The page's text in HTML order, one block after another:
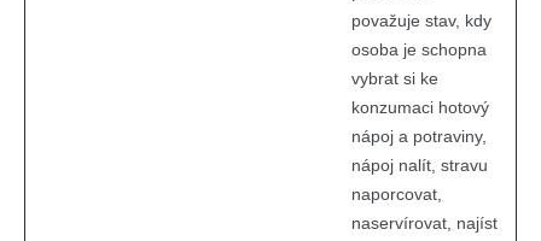
považuje stav, kdy
osoba je schopna
vybrat si ke
konzumaci hotový
nápoj a potraviny,
nápoj nalít, stravu
naporcovat,
naservírovat, najíst